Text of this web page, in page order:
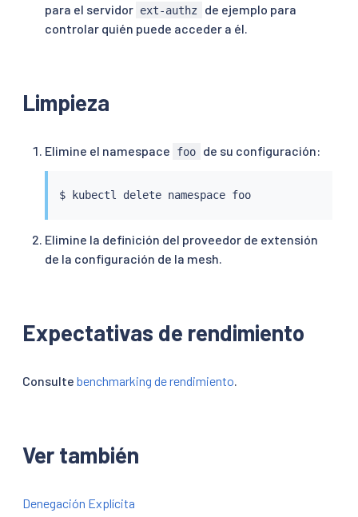
para el servidor ext-authz
de ejemplo para
controlar quién puede acceder a él.
Limpieza
Elimine el namespace foo de su configuración:
$ kubectl delete namespace foo
Elimine la definición del proveedor de extensión
de la configuración de la mesh.
Expectativas de rendimiento
Consulte benchmarking de rendimiento.
Ver también
Denegación Explícita